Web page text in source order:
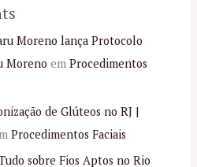
Moreno lança Protocolo
Moreno em Procedimentos
de Glúteos no RJ |
Procedimentos Faciais
sobre Fios Aptos no Rio